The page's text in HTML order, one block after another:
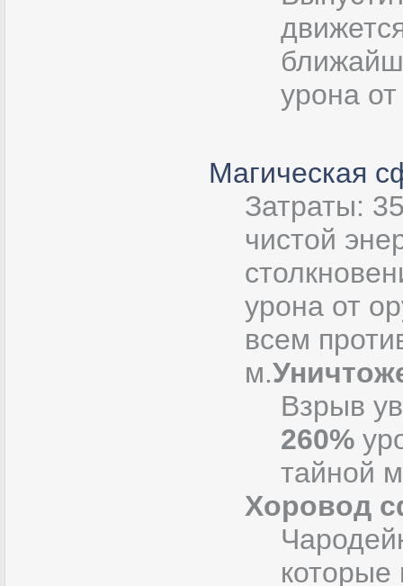
урона
Магическая
Затраты:
чистой
урона от
всем
м.
Взрыв
260%
тайной
Хоровод
которые